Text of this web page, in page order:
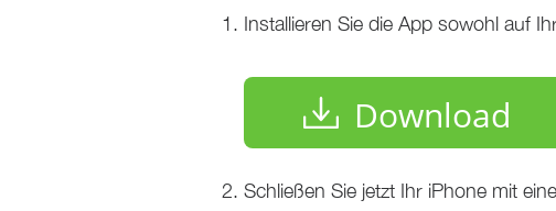
Installieren Sie die App sowohl auf
Download
Schließen Sie jetzt Ihr iPhone mit